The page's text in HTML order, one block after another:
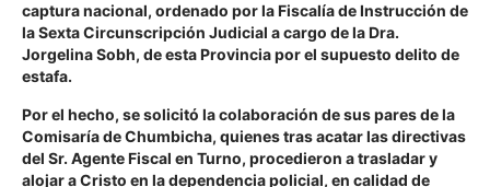
captura nacional, ordenado por la Fiscalía de Instrucción de
la Sexta Circunscripción Judicial a cargo de la Dra.
Jorgelina Sobh, de esta Provincia por el supuesto delito de
estafa.
Por el hecho, se solicitó la colaboración de sus pares de la
Comisaría de Chumbicha, quienes tras acatar las directivas
del Sr. Agente Fiscal en Turno, procedieron a trasladar y
alojar a Cristo en la dependencia policial, en calidad de